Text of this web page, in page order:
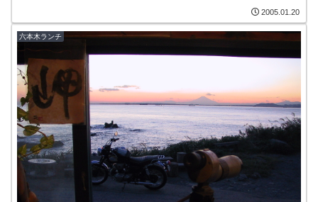
2005.01.20
六本木ランチ